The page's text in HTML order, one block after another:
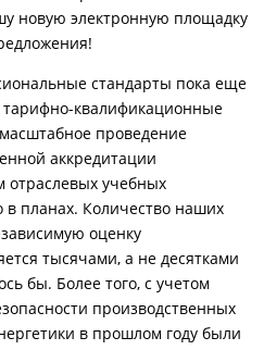
новую электронную площадку
стандарты пока еще
квалификационные
проведение
аккредитации
отраслевых учебных
в планах. Количество наших
оценку
тысячами, а не десятками
бы. Более того, с учетом
производственных
в прошлом году были